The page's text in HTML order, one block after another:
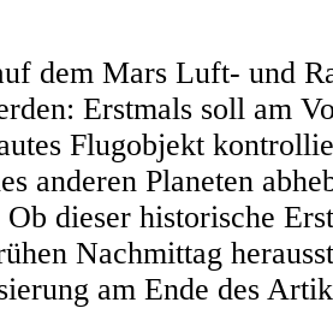
dem Mars Luft- und
Erstmals soll am
Flugobjekt
anderen Planeten
dieser historische
Nachmittag
am Ende des